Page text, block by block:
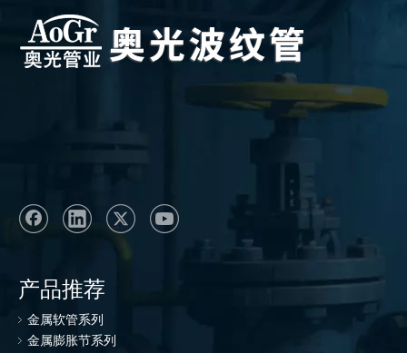
产品推荐
金属软管系列
金属膨胀节系列